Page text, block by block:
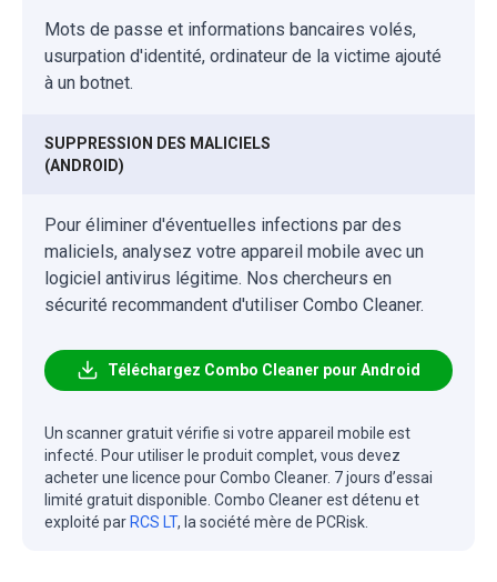
Mots de passe et informations bancaires volés,
usurpation d'identité, ordinateur de la victime ajouté
à un botnet.
SUPPRESSION DES MALICIELS
(ANDROID)
Pour éliminer d'éventuelles infections par des
maliciels, analysez votre appareil mobile avec un
logiciel antivirus légitime. Nos chercheurs en
sécurité recommandent d'utiliser Combo Cleaner.
Téléchargez Combo Cleaner pour Android
Un scanner gratuit vérifie si votre appareil mobile est
infecté. Pour utiliser le produit complet, vous devez
acheter une licence pour Combo Cleaner. 7 jours d’essai
limité gratuit disponible. Combo Cleaner est détenu et
exploité par RCS LT, la société mère de PCRisk.